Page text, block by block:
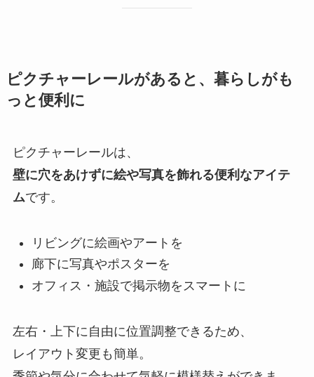
ピクチャーレールがあると、暮らしがも
っと便利に
ピクチャーレールは、
壁に穴をあけずに絵や写真を飾れる便利なアイテ
ムです。
リビングに絵画やアートを
廊下に写真やポスターを
オフィス・施設で掲示物をスマートに
左右・上下に自由に位置調整できるため、
レイアウト変更も簡単。